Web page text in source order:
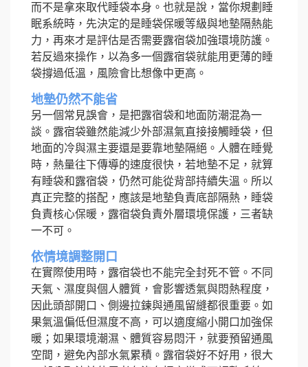
而不是拿來取代睡袋本身。也就是說，當你規劃睡
眠系統時，先決定的是睡袋保暖等級與地墊隔熱能
力，再來才是評估是否需要露宿袋加強環境防護。
若反過來操作，以為多一個露宿袋就能用更薄的睡
袋撐過低溫，風險會比想像中更高。
地墊仍然不能省
另一個常見誤會，是把露宿袋和地面防潮混為一
談。露宿袋雖然能減少外部濕氣直接接觸睡袋，但
地面的冷與濕主要還是要靠地墊隔絕。人體在睡覺
時，熱量往下傳導的速度很快，若地墊不足，就算
有睡袋和露宿袋，仍然可能從背部持續失溫。所以
真正完整的搭配，應該是地墊負責底部隔熱，睡袋
負責核心保暖，露宿袋負責外層環境保護，三者缺
一不可。
依情境調整開口
在實際使用時，露宿袋也不能完全封死不管。不同
天氣、濕度與個人體質，會影響透氣與悶熱程度，
因此頭部開口、側邊拉鍊與通風留縫都很重要。如
果氣溫偏低但濕度不高，可以適度縮小開口加強保
暖；如果環境潮濕、體質容易悶汗，就要預留通風
空間，避免內部水氣累積。露宿袋好不好用，很大